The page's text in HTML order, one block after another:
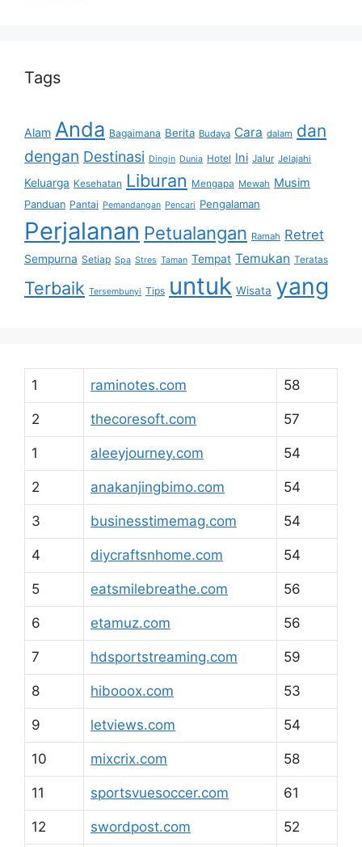
Tags
Alam Anda Bagaimana Berita Budaya Cara dalam dan
dengan Destinasi Dingin Dunia Hotel Ini Jalur Jelajahi
Keluarga Kesehatan Liburan Mengapa Mewah Musim
Panduan Pantai Pemandangan Pencari Pengalaman
Perjalanan Petualangan Ramah Retret
Sempurna Setiap Spa Stres Taman Tempat Temukan Teratas
Terbaik Tersembunyi Tips untuk Wisata yang
1 raminotes.com 58
2 thecoresoft.com 57
1 aleeyjourney.com 54
2 anakanjingbimo.com 54
3 businesstimemag.com 54
4 diycraftsnhome.com 54
5 eatsmilebreathe.com 56
6 etamuz.com 56
7 hdsportstreaming.com 59
8 hibooox.com 53
9 letviews.com 54
10 mixcrix.com 58
11 sportsvuesoccer.com 61
12 swordpost.com 52